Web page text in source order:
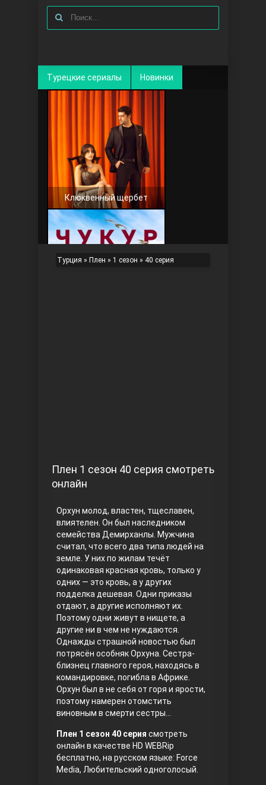
Турецкие сериалы Новинки
Клюквенный щербет
Правосyдие
Любовь напрокат
Турция » Плен » 1 сезон » 40 серия
Плен 1 сезон 40 серия смотреть
онлайн
Орхун молод, властен, тщеславен,
влиятелен. Он был наследником
семейства Демирханлы. Мужчина
считал, что всего два типа людей на
земле. У них по жилам течёт
одинаковая красная кровь, только у
одних — это кровь, а у других
подделка дешевая. Одни приказы
отдают, а другие исполняют их.
Поэтому одни живут в нищете, а
другие ни в чем не нуждаются.
Однажды страшной новостью был
потрясён особняк Орхуна. Сестра-
близнец главного героя, находясь в
командировке, погибла в Африке.
Орхун был в не себя от горя и ярости,
поэтому намерен отомстить
виновным в смерти сестры…
Плен 1 сезон 40 серия смотреть
онлайн в качестве HD WEBRip
бесплатно, на русском языке: Force
Media, Любительский одноголосый.